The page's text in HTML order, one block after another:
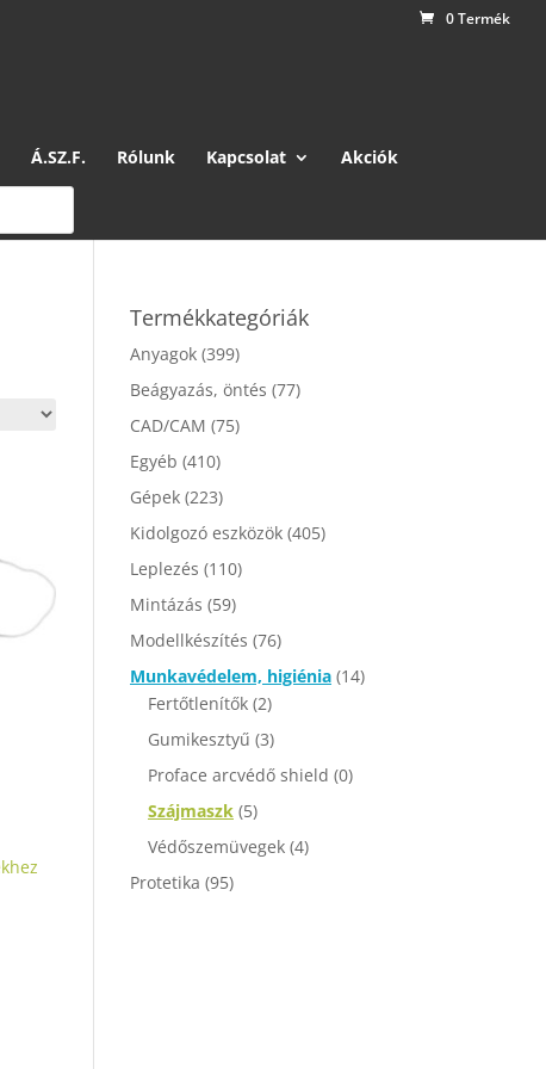
0 Termék
Á.SZ.F. Rólunk Kapcsolat Akciók
Termékkategóriák
Anyagok (399)
Beágyazás, öntés (77)
CAD/CAM (75)
Egyéb (410)
Gépek (223)
Kidolgozó eszközök (405)
Leplezés (110)
Mintázás (59)
Modellkészítés (76)
Munkavédelem, higiénia (14)
Fertőtlenítők (2)
Gumikesztyű (3)
Proface arcvédő shield (0)
Szájmaszk (5)
Védőszemüvegek (4)
Protetika (95)